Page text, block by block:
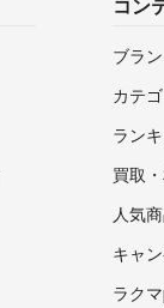
ブラ
カテ
ラン
買取
人気
キャ
ラク